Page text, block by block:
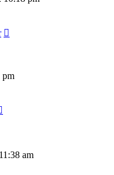
pm
am